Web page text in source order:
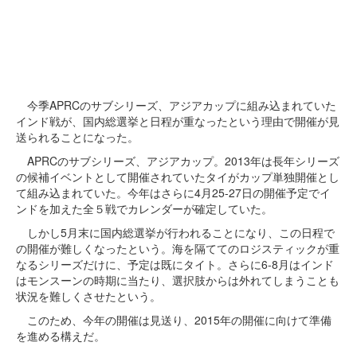
今季APRCのサブシリーズ、アジアカップに組み込まれていた
インド戦が、国内総選挙と日程が重なったという理由で開催が見
送られることになった。
APRCのサブシリーズ、アジアカップ。2013年は長年シリーズ
の候補イベントとして開催されていたタイがカップ単独開催とし
て組み込まれていた。今年はさらに4月25-27日の開催予定でイ
ンドを加えた全５戦でカレンダーが確定していた。
しかし5月末に国内総選挙が行われることになり、この日程で
の開催が難しくなったという。海を隔ててのロジスティックが重
なるシリーズだけに、予定は既にタイト。さらに6-8月はインド
はモンスーンの時期に当たり、選択肢からは外れてしまうことも
状況を難しくさせたという。
このため、今年の開催は見送り、2015年の開催に向けて準備
を進める構えだ。